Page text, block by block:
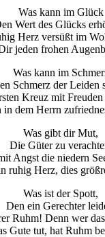
Was kann im Glück
Wert des Glücks
Herz versüßt im
jeden frohen
Was kann im
Schmerz der Leiden
Kreuz mit
in dem Herrn
Was gibt dir Mut,
Die Güter zu
Angst die niedern
ruhig Herz, dies
Was ist der Spott,
Den ein Gerechter
Ruhm! Denn wer
Gute tut, hat Ruhm